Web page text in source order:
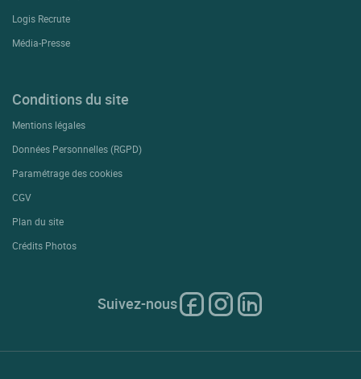
Logis Recrute
Média-Presse
Conditions du site
Mentions légales
Données Personnelles (RGPD)
Paramétrage des cookies
CGV
Plan du site
Crédits Photos
Suivez-nous